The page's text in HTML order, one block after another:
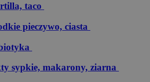
taco
pieczywo, ciasta
sypkie, makarony, ziarna